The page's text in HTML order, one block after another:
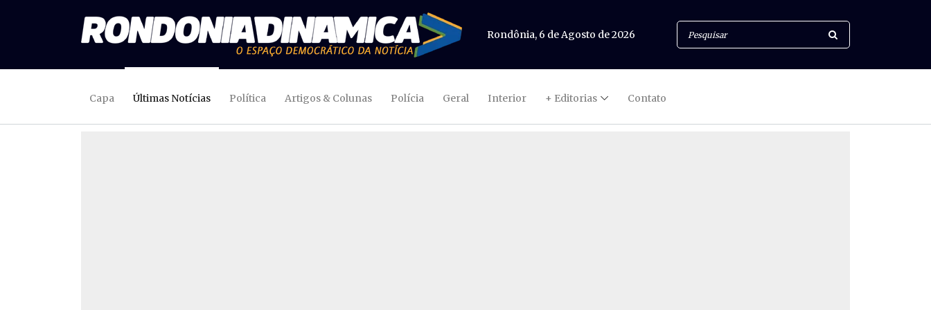
Rondônia, 6 de Agosto de 2026
Capa Últimas Notícias Política Artigos & Colunas Polícia Geral Interior + Editorias Contato